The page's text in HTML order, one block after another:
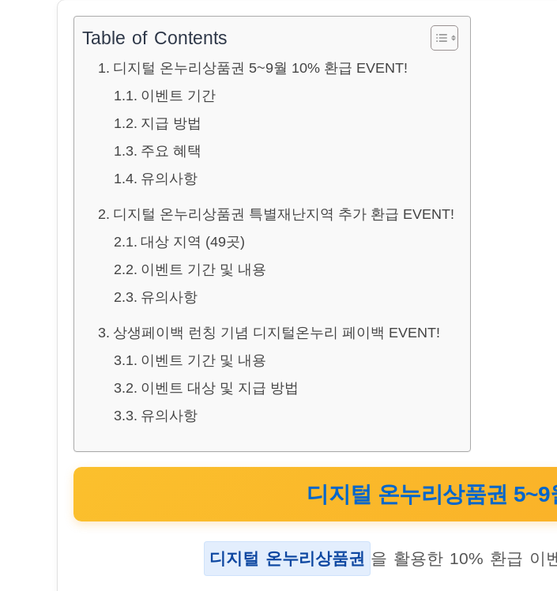
Table of Contents
디지털 온누리상품권 5~9월 10% 환급 EVENT!
이벤트 기간
지급 방법
주요 혜택
유의사항
디지털 온누리상품권 특별재난지역 추가 환급 EVENT!
대상 지역 (49곳)
이벤트 기간 및 내용
유의사항
상생페이백 런칭 기념 디지털온누리 페이백 EVENT!
이벤트 기간 및 내용
이벤트 대상 및 지급 방법
유의사항
디지털 온누리상품권
디지털 온누리상품권 을 활용한 10% 환급 이